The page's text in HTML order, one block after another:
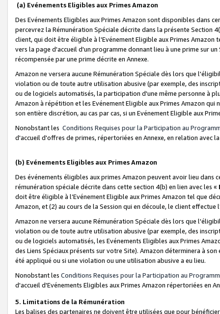
(a) Evénements Eligibles aux Primes Amazon
Des Evénements Eligibles aux Primes Amazon sont disponibles dans
percevrez la Rémunération Spéciale décrite dans la présente Section
client, qui doit être éligible à l'Evénement Eligible aux Primes Amazon
vers la page d'accueil d'un programme donnant lieu à une prime sur
récompensée par une prime décrite en Annexe.
Amazon ne versera aucune Rémunération Spéciale dès lors que
violation ou de toute autre utilisation abusive (par exemple, des
ou de logiciels automatisés, la participation d'une même personne à
Amazon à répétition et les Evénement Eligible aux Primes Amazon qui
son entière discrétion, au cas par cas, si un Evénement Eligible aux
Nonobstant les Conditions Requises pour la Participation au
d'accueil d'offres de primes, répertoriées en Annexe, en relation avec
(b) Evénements Eligibles aux Primes Amazon
Des événements éligibles aux primes Amazon peuvent avoir lieu dans
rémunération spéciale décrite dans cette section 4(b) en lien avec les «
doit être éligible à l’Evénement Eligible aux Primes Amazon tel que
Amazon, et (2) au cours de la Session qui en découle, le client
Amazon ne versera aucune Rémunération Spéciale dès lors que
violation ou de toute autre utilisation abusive (par exemple, des
ou de logiciels automatisés, les Evénements Eligibles aux Primes
des Liens Spéciaux présents sur votre Site). Amazon déterminera à
été appliqué ou si une violation ou une utilisation abusive a eu lieu.
Nonobstant les Conditions Requises pour la Participation au
d'accueil d'Evénements Eligibles aux Primes Amazon répertoriées en
5. Limitations de la Rémunération
Les balises des partenaires ne doivent être utilisées que pour